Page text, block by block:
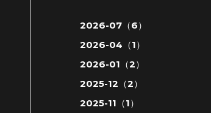
2026-07（6）
2026-04（1）
2026-01（2）
2025-12（2）
2025-11（1）